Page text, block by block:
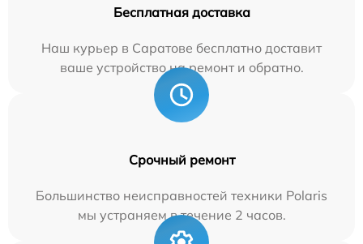
Бесплатная доставка
Наш курьер в Саратове бесплатно доставит
ваше устройство на ремонт и обратно.
Срочный ремонт
Большинство неисправностей техники Polaris
мы устраняем в течение 2 часов.